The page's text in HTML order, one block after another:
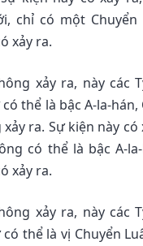
chỉ có một Chuyển
xảy ra.
xảy ra, này các
thể là bậc A-la-hán,
ra. Sự kiện này có
có thể là bậc A-
xảy ra.
xảy ra, này các
thể là vị Chuyển